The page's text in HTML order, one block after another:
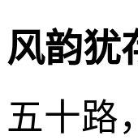
风韵犹
五十路